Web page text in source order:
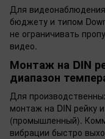
Для
бюджету и типом
не ограничивать
видео.
Монтаж на DIN
диапазон
Для
монтаж на DIN рейку
(промышленный).
вибрации быстро